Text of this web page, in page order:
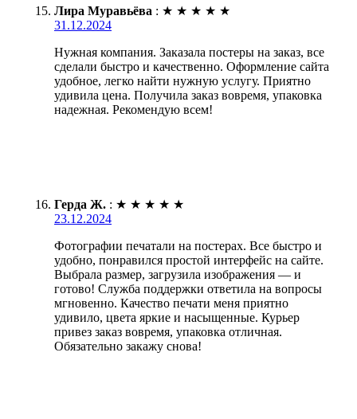
Лира Муравьёва : ★ ★ ★ ★ ★
31.12.2024
Нужная компания. Заказала постеры на заказ, все
сделали быстро и качественно. Оформление сайта
удобное, легко найти нужную услугу. Приятно
удивила цена. Получила заказ вовремя, упаковка
надежная. Рекомендую всем!
Герда Ж. : ★ ★ ★ ★ ★
23.12.2024
Фотографии печатали на постерах. Все быстро и
удобно, понравился простой интерфейс на сайте.
Выбрала размер, загрузила изображения — и
готово! Служба поддержки ответила на вопросы
мгновенно. Качество печати меня приятно
удивило, цвета яркие и насыщенные. Курьер
привез заказ вовремя, упаковка отличная.
Обязательно закажу снова!